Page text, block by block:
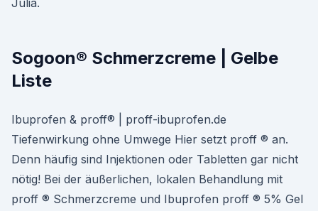
Julia.
Sogoon® Schmerzcreme | Gelbe
Liste
Ibuprofen & proff® | proff-ibuprofen.de
Tiefenwirkung ohne Umwege Hier setzt proff ® an.
Denn häufig sind Injektionen oder Tabletten gar nicht
nötig! Bei der äußerlichen, lokalen Behandlung mit
proff ® Schmerzcreme und Ibuprofen proff ® 5% Gel